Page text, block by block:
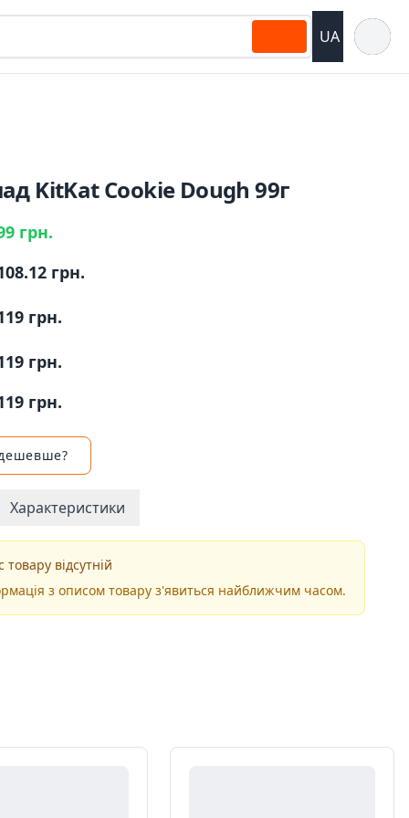
UA
KitKat Cookie Dough 99г
грн.
грн.
грн.
грн.
грн.
Характеристики
товару відсутній
з описом товару з'явиться найближчим часом.